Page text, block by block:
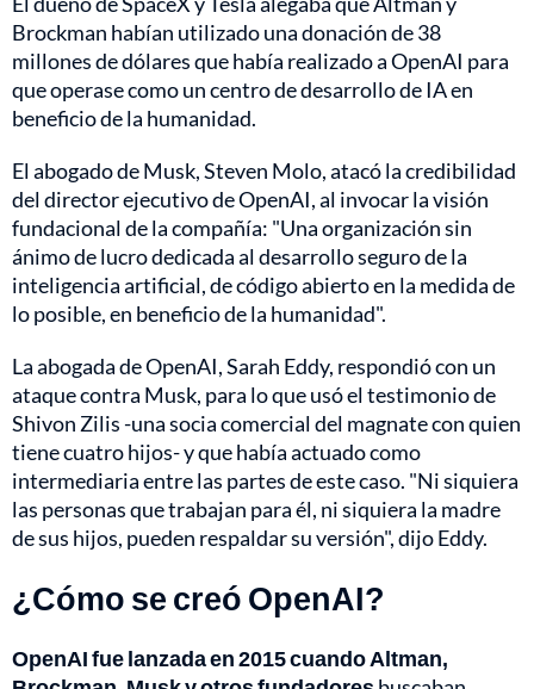
Brockman habían utilizado una donación de 38
millones de dólares que había realizado a OpenAI para
que operase como un centro de desarrollo de IA en
beneficio de la humanidad.
El abogado de Musk, Steven Molo, atacó la credibilidad
del director ejecutivo de OpenAI, al invocar la visión
fundacional de la compañía: "Una organización sin
ánimo de lucro dedicada al desarrollo seguro de la
inteligencia artificial, de código abierto en la medida de
lo posible, en beneficio de la humanidad".
La abogada de OpenAI, Sarah Eddy, respondió con un
ataque contra Musk, para lo que usó el testimonio de
Shivon Zilis -una socia comercial del magnate con quien
tiene cuatro hijos- y que había actuado como
intermediaria entre las partes de este caso. "Ni siquiera
las personas que trabajan para él, ni siquiera la madre
de sus hijos, pueden respaldar su versión", dijo Eddy.
¿Cómo se creó OpenAI?
OpenAI fue lanzada en 2015 cuando Altman,